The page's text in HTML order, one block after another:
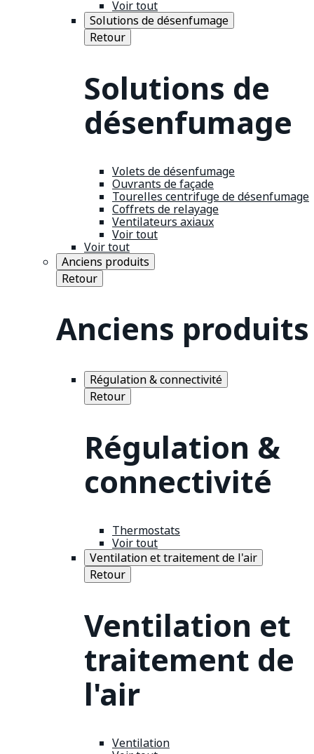
Voir tout
Solutions de désenfumage
Retour
Solutions de
désenfumage
Volets de désenfumage
Ouvrants de façade
Tourelles centrifuge de désenfumage
Coffrets de relayage
Ventilateurs axiaux
Voir tout
Voir tout
Anciens produits
Retour
Anciens produits
Régulation & connectivité
Retour
Régulation &
connectivité
Thermostats
Voir tout
Ventilation et traitement de l'air
Retour
Ventilation et
traitement de
l'air
Ventilation